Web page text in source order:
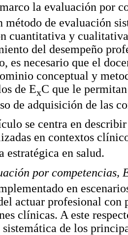
la evaluación por
método de evaluación
cuantitativa y
del desempeño
es necesario que el
conceptual y
de ExC que le
de adquisición de las
se centra en
en contextos
estratégica en salud.
por competencias,
en
actuar profesional con
clínicas. A este
de los